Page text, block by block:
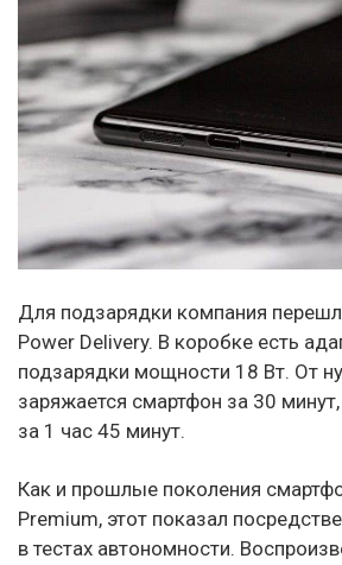
Для подзарядки компания
Power Delivery. В коробке есть
подзарядки мощности 18 Вт. От
заряжается смартфон за 30
за 1 час 45 минут.
Как и прошлые поколения
Premium, этот показал
в тестах автономности.